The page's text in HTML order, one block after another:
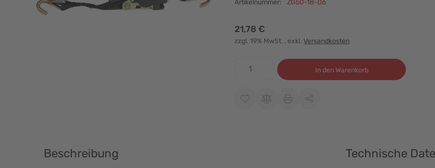
Artikelnummer: ZG50-18-06
21,78 €
zzgl. 19% MwSt. , exkl. Versandkosten
In den Warenkorb
Beschreibung Technische